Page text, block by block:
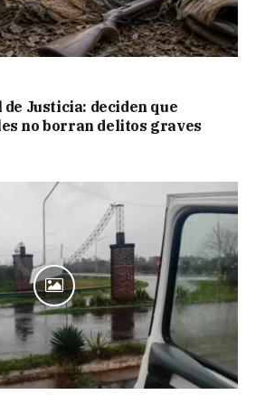
Justicia: deciden que
no borran delitos graves